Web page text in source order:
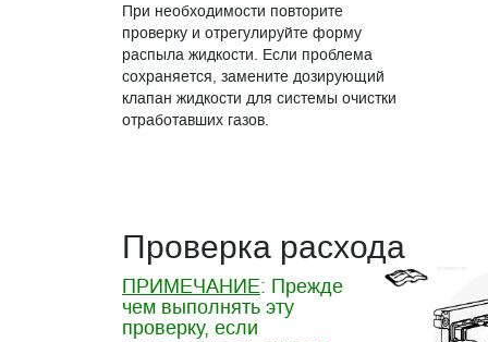
При необходимости повторите
проверку и отрегулируйте форму
распыла жидкости. Если проблема
сохраняется, замените дозирующий
клапан жидкости для системы очистки
отработавших газов.
Проверка расхода
ПРИМЕЧАНИЕ: Прежде
чем выполнять эту
проверку, если